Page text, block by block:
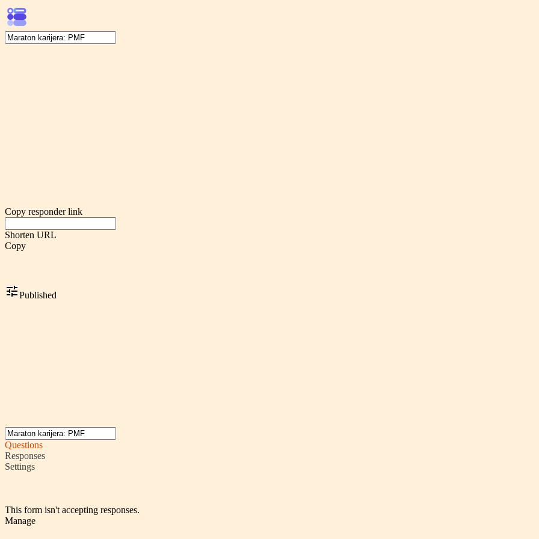
Copy responder link
Shorten URL
Copy
Published
Questions
Responses
Settings
This form isn't accepting responses.
Manage